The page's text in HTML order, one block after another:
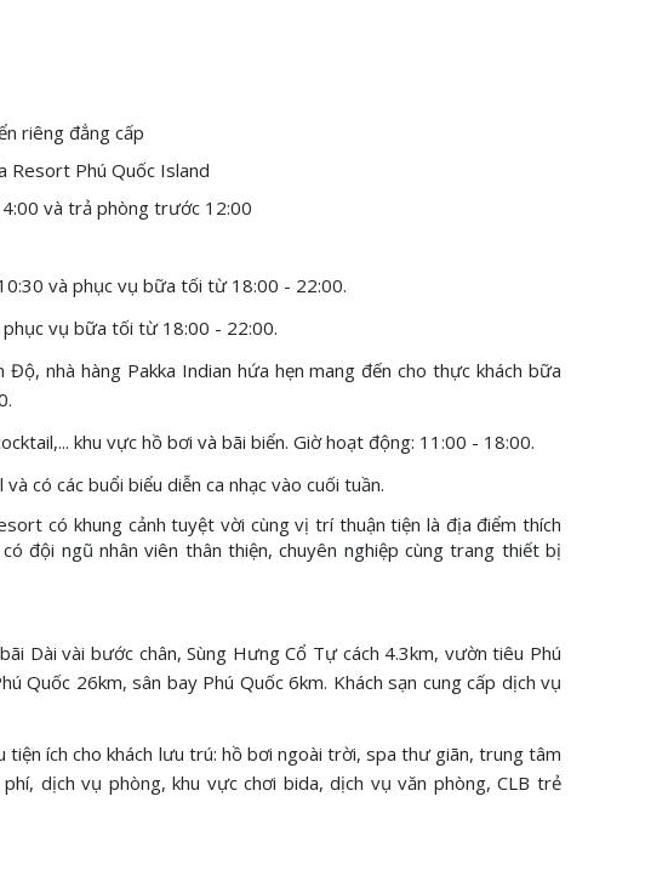
Resort Phú Quốc Island
và trả phòng trước 12:00
và phục vụ bữa tối từ 18:00 - 22:00.
phục vụ bữa tối từ 18:00 - 22:00.
nhà hàng Pakka Indian hứa hẹn mang đến cho thực khách bữa
khu vực hồ bơi và bãi biển. Giờ hoạt động: 11:00 - 18:00.
có các buổi biểu diễn ca nhạc vào cuối tuần.
có khung cảnh tuyệt vời cùng vị trí thuận tiện là địa điểm thích
đội ngũ nhân viên thân thiện, chuyên nghiệp cùng trang thiết bị
Dài vài bước chân, Sùng Hưng Cổ Tự cách 4.3km, vườn tiêu Phú
Quốc 26km, sân bay Phú Quốc 6km. Khách sạn cung cấp dịch vụ
tiện ích cho khách lưu trú: hồ bơi ngoài trời, spa thư giãn, trung tâm
dịch vụ phòng, khu vực chơi bida, dịch vụ văn phòng, CLB trẻ